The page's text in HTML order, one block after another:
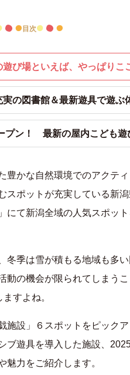
目次
び場といえば、やっぱりこ
の図書館＆最新遊具で遊ぶ
プン！ 最新の屋内こども遊
豊かな自然環境でのアクテ
スポットが充実している新潟
」にて新潟全域の人気スポッ
冬季は雪が積もる地域も多
動の機会が限られてしまう
すよね。
施設」６スポットをピック
ブ遊具を導入した施設、
魅力をご紹介します。